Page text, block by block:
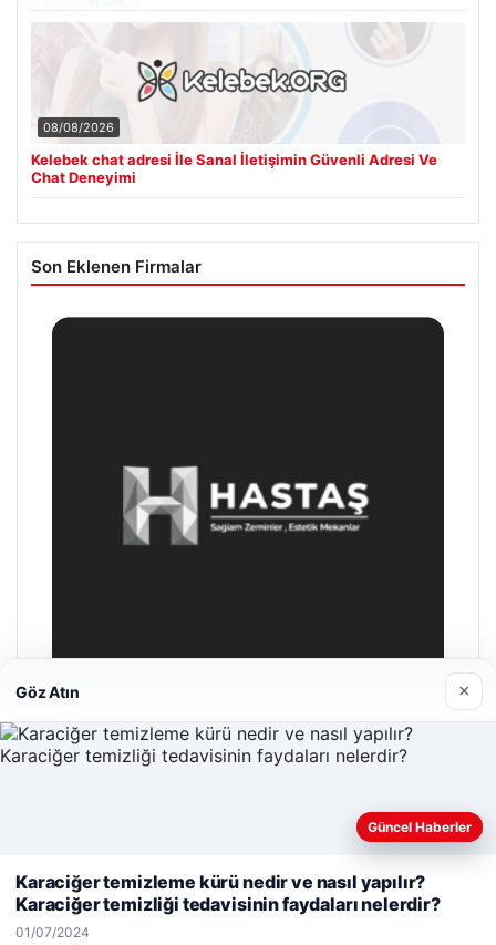
08/08/2026
Kelebek chat adresi İle Sanal İletişimin Güvenli Adresi Ve
Chat Deneyimi
Son Eklenen Firmalar
Hastaş Beton
Web sitemizi nasıl kullandığınızı daha iyi anlayabilmek,
kullanıyoruz.Çerez Politikamız
Reddet Kabul Et
Göz Atın ×
Güncel Haberler
Karaciğer temizleme kürü nedir ve nasıl yapılır?
Karaciğer temizliği tedavisinin faydaları nelerdir?
01/07/2024